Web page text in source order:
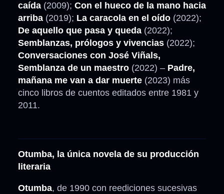
caída (2009); Con el hueco de la mano hacia
arriba (2019); La caracola en el oído (2022);
De aquello que pasa y queda (2022);
Semblanzas, prólogos y vivencias (2022);
Conversaciones con José Viñals,
Semblanza de un maestro (2022) – Padre,
mañana me van a dar muerte (2023) más
cinco libros de cuentos editados entre 1981 y
2011.
Otumba, la única novela de su producción
literaria
Otumba, de 1990 con reediciones sucesivas